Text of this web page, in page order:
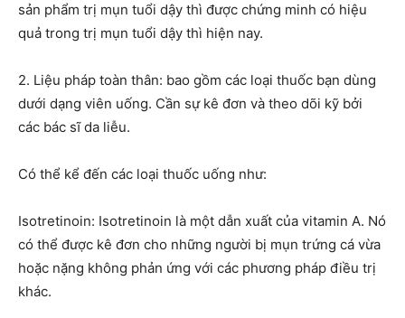
sản phẩm trị mụn tuổi dậy thì được chứng minh có hiệu
quả trong trị mụn tuổi dậy thì hiện nay.
2. Liệu pháp toàn thân: bao gồm các loại thuốc bạn dùng
dưới dạng viên uống. Cần sự kê đơn và theo dõi kỹ bởi
các bác sĩ da liễu.
Có thể kể đến các loại thuốc uống như:
Isotretinoin: Isotretinoin là một dẫn xuất của vitamin A. Nó
có thể được kê đơn cho những người bị mụn trứng cá vừa
hoặc nặng không phản ứng với các phương pháp điều trị
khác.